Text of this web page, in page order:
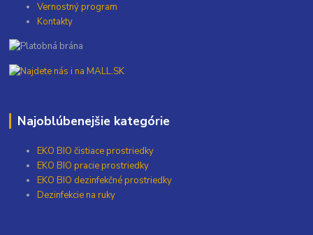
Vernostný program
Kontakty
Najoblúbenejšie kategórie
EKO BIO čistiace prostriedky
EKO BIO pracie prostriedky
EKO BIO dezinfekčné prostriedky
Dezinfekcie na ruky